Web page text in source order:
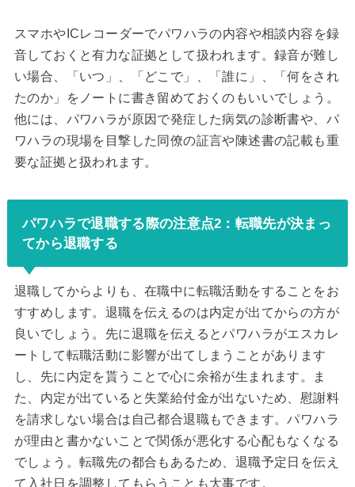
スマホやICレコーダーでパワハラの内容や相談内容を録
音しておくと有力な証拠として扱われます。録音が難し
い場合、「いつ」、「どこで」、「誰に」、「何をされ
たのか」をノートに書き留めておくのもいいでしょう。
他には、パワハラが原因で発症した病気の診断書や、パ
ワハラの現場を目撃した同僚の証言や陳述書の記載も重
要な証拠と扱われます。
パワハラで退職する際の注意点2：転職先が決まっ
てから退職する
退職してからよりも、在職中に転職活動をすることをお
すすめします。退職を伝えるのは内定が出てからの方が
良いでしょう。先に退職を伝えるとパワハラがエスカレ
ートして転職活動に影響が出てしまうことがあります
し、先に内定を貰うことで心に余裕が生まれます。ま
た、内定が出ていると失業給付金が出ないため、慰謝料
を請求しない場合は自己都合退職もできます。パワハラ
が理由と書かないことで関係が悪化する心配もなくなる
でしょう。転職先の都合もあるため、退職予定日を伝え
て入社日を調整してもらうことも大事です。